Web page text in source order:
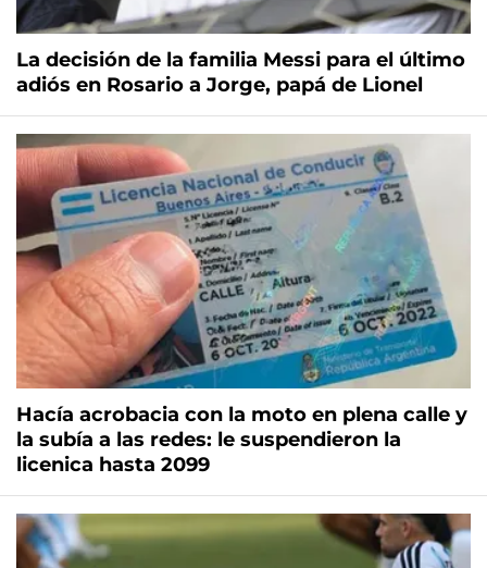
La decisión de la familia Messi para el último
adiós en Rosario a Jorge, papá de Lionel
Hacía acrobacia con la moto en plena calle y
la subía a las redes: le suspendieron la
licenica hasta 2099